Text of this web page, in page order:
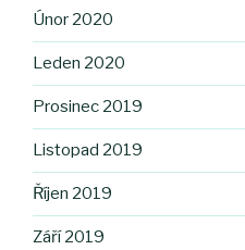
Únor 2020
Leden 2020
Prosinec 2019
Listopad 2019
Říjen 2019
Září 2019